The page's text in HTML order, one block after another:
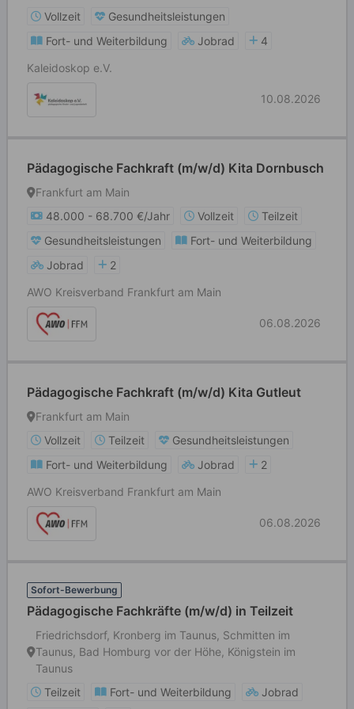
Vollzeit
Gesundheitsleistungen
Fort- und Weiterbildung
Jobrad
4
Kaleidoskop e.V.
10.08.2026
Pädagogische Fachkraft (m/w/d) Kita Dornbusch
Frankfurt am Main
48.000 - 68.700 €/Jahr
Vollzeit
Teilzeit
Gesundheitsleistungen
Fort- und Weiterbildung
Jobrad
2
AWO Kreisverband Frankfurt am Main
06.08.2026
Pädagogische Fachkraft (m/w/d) Kita Gutleut
Frankfurt am Main
Vollzeit
Teilzeit
Gesundheitsleistungen
Fort- und Weiterbildung
Jobrad
2
AWO Kreisverband Frankfurt am Main
06.08.2026
Sofort-Bewerbung
Pädagogische Fachkräfte (m/w/d) in Teilzeit
Friedrichsdorf, Kronberg im Taunus, Schmitten im
Taunus, Bad Homburg vor der Höhe, Königstein im
Taunus
Teilzeit
Fort- und Weiterbildung
Jobrad